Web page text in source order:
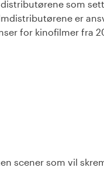
som
er
for kinofilmer fra
scener som vil